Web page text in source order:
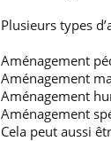
Plusieurs types
Aménagement
Aménagement
Aménagement
Aménagement
Cela peut aussi